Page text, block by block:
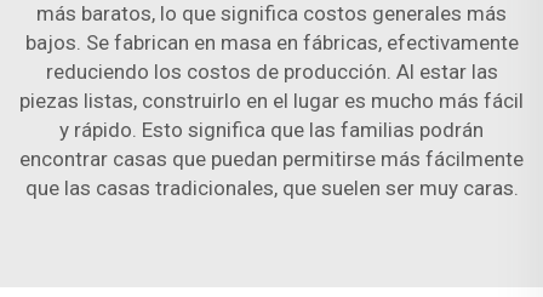
más baratos, lo que significa costos generales más
bajos. Se fabrican en masa en fábricas, efectivamente
reduciendo los costos de producción. Al estar las
piezas listas, construirlo en el lugar es mucho más fácil
y rápido. Esto significa que las familias podrán
encontrar casas que puedan permitirse más fácilmente
que las casas tradicionales, que suelen ser muy caras.